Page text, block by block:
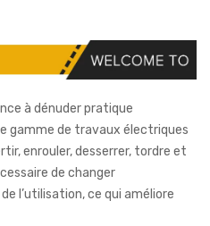
à dénuder pratique
gamme de travaux électriques
enrouler, desserrer, tordre et
de changer
l’utilisation, ce qui améliore